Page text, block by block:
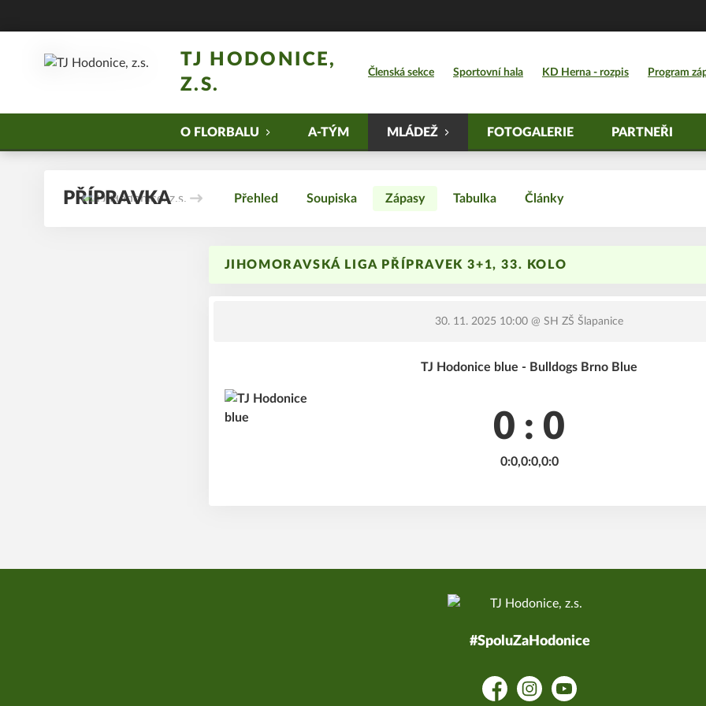
TJ HODONICE,
Z.S.
Členská sekce Sportovní hala KD Herna - rozpis Program
O FLORBALU A-TÝM MLÁDEŽ FOTOGALERIE PARTNEŘI
PŘÍPRAVKA Přehled Soupiska Zápasy Tabulka Články
JIHOMORAVSKÁ LIGA PŘÍPRAVEK 3+1, 33. KOLO
30. 11. 2025 10:00 @ SH ZŠ Šlapanice
TJ Hodonice blue - Bulldogs Brno Blue
0 : 0
0:0,0:0,0:0
#SpoluZaHodonice
FacebookInstagramYouTube